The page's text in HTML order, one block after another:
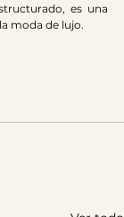
es una
moda de lujo.